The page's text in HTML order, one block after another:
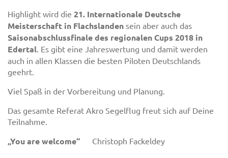
Highlight wird die 21. Internationale Deutsche
Meisterschaft in Flachslanden sein aber auch das
Saisonabschlussfinale des regionalen Cups 2018 in
Edertal . Es gibt eine Jahreswertung und damit werden
auch in allen Klassen die besten Piloten Deutschlands
geehrt.
Viel Spaß in der Vorbereitung und Planung.
Das gesamte Referat Akro Segelflug freut sich auf Deine
Teilnahme.
„You are welcome“
Christoph Fackeldey